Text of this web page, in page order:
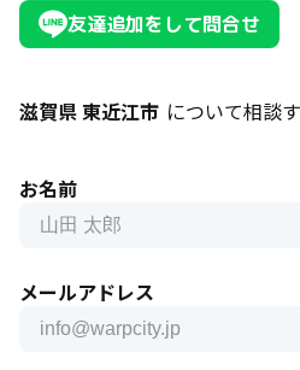
友達追加をして問合せ
滋賀県 東近江市 について相談
お名前
メールアドレス